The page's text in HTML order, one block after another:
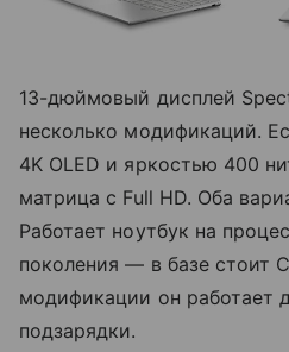
13-дюймовый дисплей
несколько модификаций.
4K OLED и яркостью 400
матрица с Full HD. Оба
Работает ноутбук на
поколения — в базе стоит
модификации он работает
подзарядки.